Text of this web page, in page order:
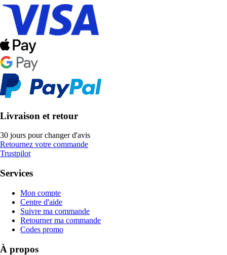
Livraison et retour
30 jours pour changer d'avis
Retournez votre commande
Trustpilot
Services
Mon compte
Centre d'aide
Suivre ma commande
Retourner ma commande
Codes promo
À propos